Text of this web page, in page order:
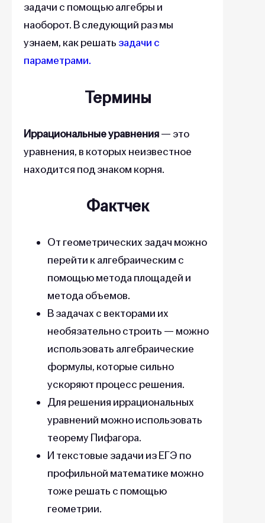
задачи с помощью алгебры и
наоборот. В следующий раз мы
узнаем, как решать задачи с
параметрами.
Термины
Иррациональные уравнения— это
уравнения, в которых неизвестное
находится под знаком корня.
Фактчек
От геометрических задач можно
перейти к алгебраическим с
помощью метода площадей и
метода объемов.
В задачах с векторами их
необязательно строить — можно
использовать алгебраические
формулы, которые сильно
ускоряют процесс решения.
Для решения иррациональных
уравнений можно использовать
теорему Пифагора.
И текстовые задачи из ЕГЭ по
профильной математике можно
тоже решать с помощью
геометрии.